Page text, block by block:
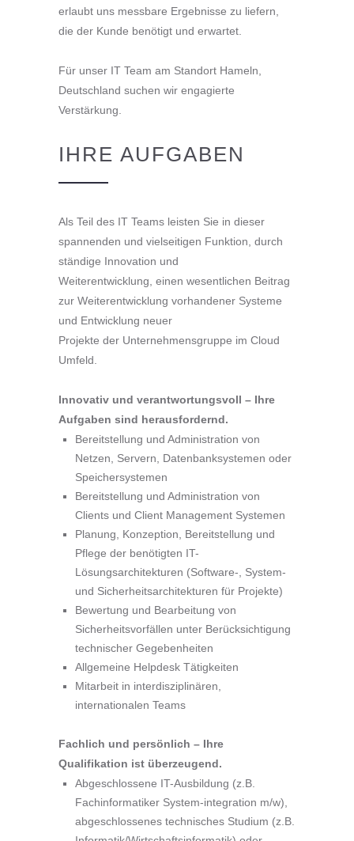
erlaubt uns messbare Ergebnisse zu liefern,
die der Kunde benötigt und erwartet.
Für unser IT Team am Standort Hameln,
Deutschland suchen wir engagierte
Verstärkung.
IHRE AUFGABEN
Als Teil des IT Teams leisten Sie in dieser
spannenden und vielseitigen Funktion, durch
ständige Innovation und
Weiterentwicklung, einen wesentlichen Beitrag
zur Weiterentwicklung vorhandener Systeme
und Entwicklung neuer
Projekte der Unternehmensgruppe im Cloud
Umfeld.
Innovativ und verantwortungsvoll – Ihre
Aufgaben sind herausfordernd.
Bereitstellung und Administration von
Netzen, Servern, Datenbanksystemen oder
Speichersystemen
Bereitstellung und Administration von
Clients und Client Management Systemen
Planung, Konzeption, Bereitstellung und
Pflege der benötigten IT-
Lösungsarchitekturen (Software-, System-
und Sicherheitsarchitekturen für Projekte)
Bewertung und Bearbeitung von
Sicherheitsvorfällen unter Berücksichtigung
technischer Gegebenheiten
Allgemeine Helpdesk Tätigkeiten
Mitarbeit in interdisziplinären,
internationalen Teams
Fachlich und persönlich – Ihre
Qualifikation ist überzeugend.
Abgeschlossene IT-Ausbildung (z.B.
Fachinformatiker System-integration m/w),
abgeschlossenes technisches Studium (z.B.